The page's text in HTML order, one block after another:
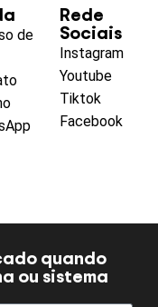
de
Rede
Sociais
Instagram
Youtube
Tiktok
Facebook
quando
ou sistema